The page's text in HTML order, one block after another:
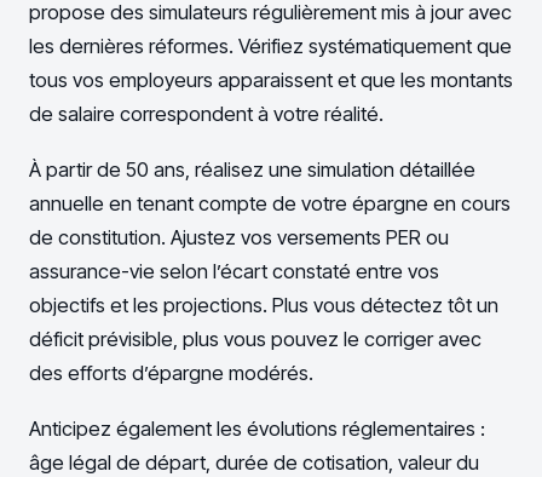
propose des simulateurs régulièrement mis à jour avec
les dernières réformes. Vérifiez systématiquement que
tous vos employeurs apparaissent et que les montants
de salaire correspondent à votre réalité.
À partir de 50 ans, réalisez une simulation détaillée
annuelle en tenant compte de votre épargne en cours
de constitution. Ajustez vos versements PER ou
assurance-vie selon l’écart constaté entre vos
objectifs et les projections. Plus vous détectez tôt un
déficit prévisible, plus vous pouvez le corriger avec
des efforts d’épargne modérés.
Anticipez également les évolutions réglementaires :
âge légal de départ, durée de cotisation, valeur du